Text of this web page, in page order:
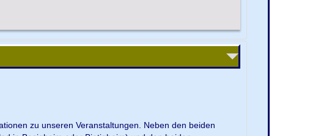
zu unseren Veranstaltungen. Neben den beiden